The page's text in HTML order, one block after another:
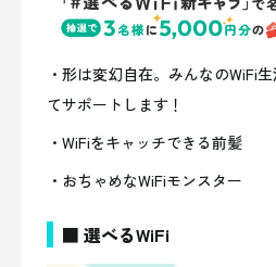
・形は変幻自在。みんなのWiFi
てサポートします！
・WiFiをキャッチできる前髪
・おちゃめなWiFiモンスター
■ 選べるWiFi